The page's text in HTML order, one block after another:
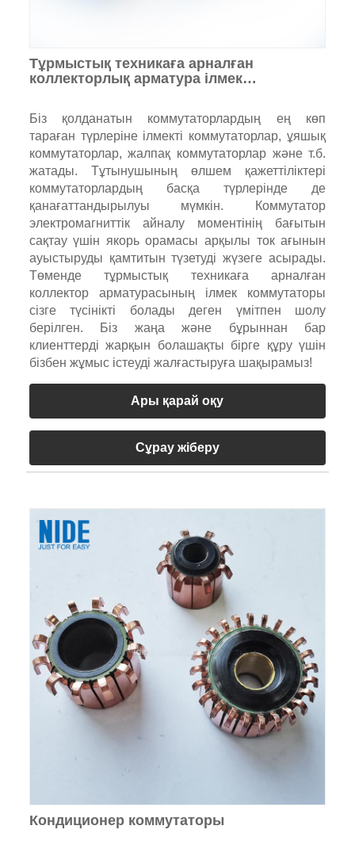
Тұрмыстық техникаға арналған
коллекторлық арматура ілмек
Біз қолданатын коммутаторлардың ең көп
тараған түрлеріне ілмекті коммутаторлар, ұяшық
коммутаторлар, жалпақ коммутаторлар және т.б.
жатады. Тұтынушының өлшем қажеттіліктері
коммутаторлардың басқа түрлерінде де
қанағаттандырылуы мүмкін. Коммутатор
электромагниттік айналу моментінің бағытын
сақтау үшін якорь орамасы арқылы ток ағынын
ауыстыруды қамтитын түзетуді жүзеге асырады.
Төменде тұрмыстық техникаға арналған
коллектор арматурасының ілмек коммутаторы
сізге түсінікті болады деген үмітпен шолу
берілген. Біз жаңа және бұрыннан бар
клиенттерді жарқын болашақты бірге құру үшін
бізбен жұмыс істеуді жалғастыруға шақырамыз!
Ары қарай оқу
Сұрау жіберу
Кондиционер коммутаторы